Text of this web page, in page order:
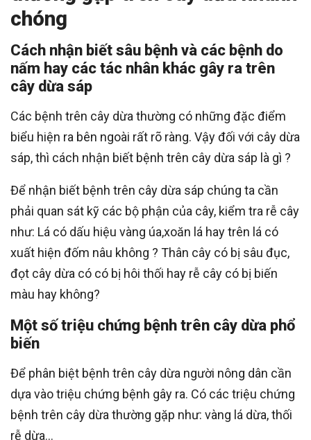
chóng
Cách nhận biết sâu bệnh và các bệnh do
nấm hay các tác nhân khác gây ra trên
cây dừa sáp
Các bệnh trên cây dừa thường có những đặc điểm
biểu hiện ra bên ngoài rất rõ ràng. Vậy đối với cây dừa
sáp, thì cách nhận biết bệnh trên cây dừa sáp là gì ?
Để nhận biết bệnh trên cây dừa sáp chúng ta cần
phải quan sát kỹ các bộ phận của cây, kiểm tra rễ cây
như: Lá có dấu hiệu vàng úa,xoăn lá hay trên lá có
xuất hiện đốm nâu không ? Thân cây có bị sâu đục,
đọt cây dừa có có bị hôi thối hay rễ cây có bị biến
màu hay không?
Một số triệu chứng bệnh trên cây dừa phổ
biến
Để phân biệt bệnh trên cây dừa người nông dân cần
dựa vào triệu chứng bệnh gây ra. Có các triệu chứng
bệnh trên cây dừa thường gặp như: vàng lá dừa, thối
rễ dừa…